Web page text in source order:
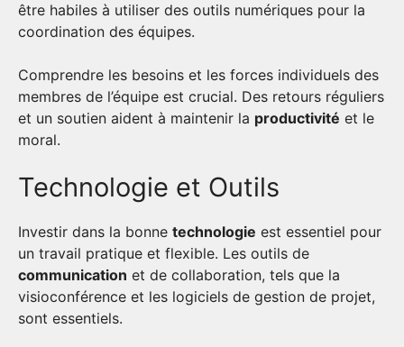
être habiles à utiliser des outils numériques pour la
coordination des équipes.
Comprendre les besoins et les forces individuels des
membres de l’équipe est crucial. Des retours réguliers
et un soutien aident à maintenir la productivité et le
moral.
Technologie et Outils
Investir dans la bonne technologie est essentiel pour
un travail pratique et flexible. Les outils de
communication et de collaboration, tels que la
visioconférence et les logiciels de gestion de projet,
sont essentiels.